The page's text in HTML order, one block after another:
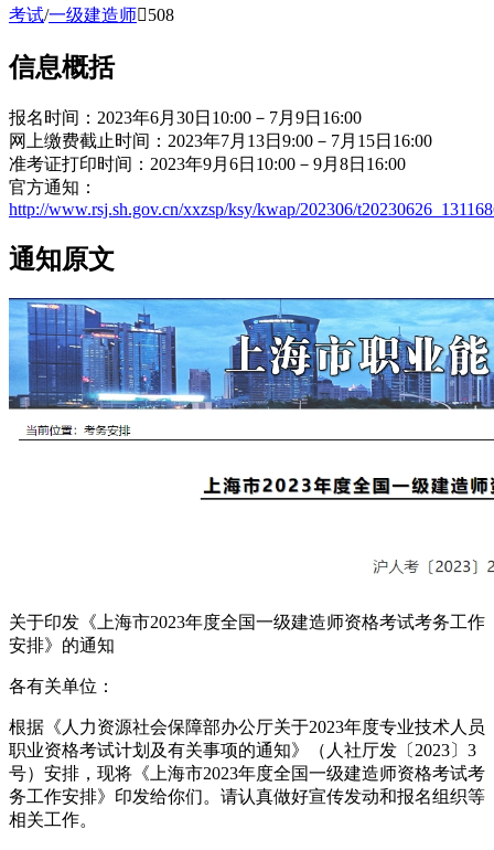
考试/一级建造师508
信息概括
报名时间：2023年6月30日10:00－7月9日16:00
网上缴费截止时间：2023年7月13日9:00－7月15日16:00
准考证打印时间：2023年9月6日10:00－9月8日16:00
官方通知：
http://www.rsj.sh.gov.cn/xxzsp/ksy/kwap/202306/
通知原文
关于印发《上海市2023年度全国一级建造师资格考试考务工作
安排》的通知
各有关单位：
根据《人力资源社会保障部办公厅关于2023年度专业技术人员
职业资格考试计划及有关事项的通知》（人社厅发〔2023〕3
号）安排，现将《上海市2023年度全国一级建造师资格考试考
务工作安排》印发给你们。请认真做好宣传发动和报名组织等
相关工作。